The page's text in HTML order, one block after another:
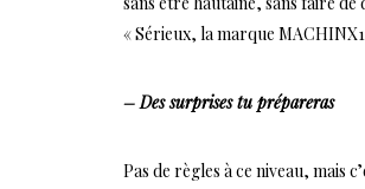
« Sérieux, la marque
– Des surprises tu prépareras
Pas de règles à ce niveau, mais